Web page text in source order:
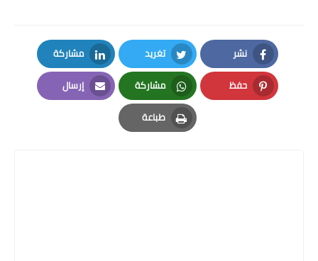
نشر
Facebook
تغريد
Twitter
مشاركة
LinkedIn
حفظ
Pinterest
مشاركة
Whatsapp
إرسال
Email
طباعة
Print